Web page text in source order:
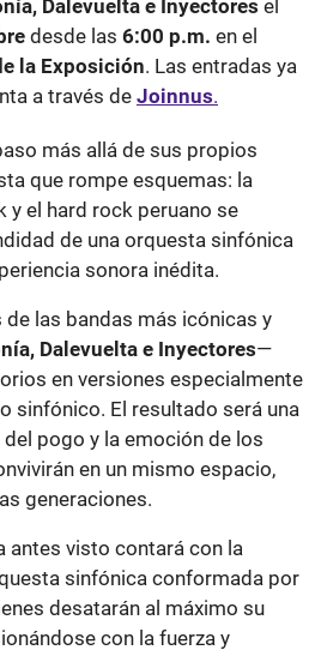
Dalevuelta e Inyectores el
desde las 6:00 p.m. en el
la Exposición. Las entradas ya
a través de Joinnus.
más allá de sus propios
que rompe esquemas: la
y el hard rock peruano se
de una orquesta sinfónica
sonora inédita.
las bandas más icónicas y
Dalevuelta e Inyectores—
en versiones especialmente
sinfónico. El resultado será una
pogo y la emoción de los
en un mismo espacio,
generaciones.
antes visto contará con la
sinfónica conformada por
desatarán al máximo su
con la fuerza y